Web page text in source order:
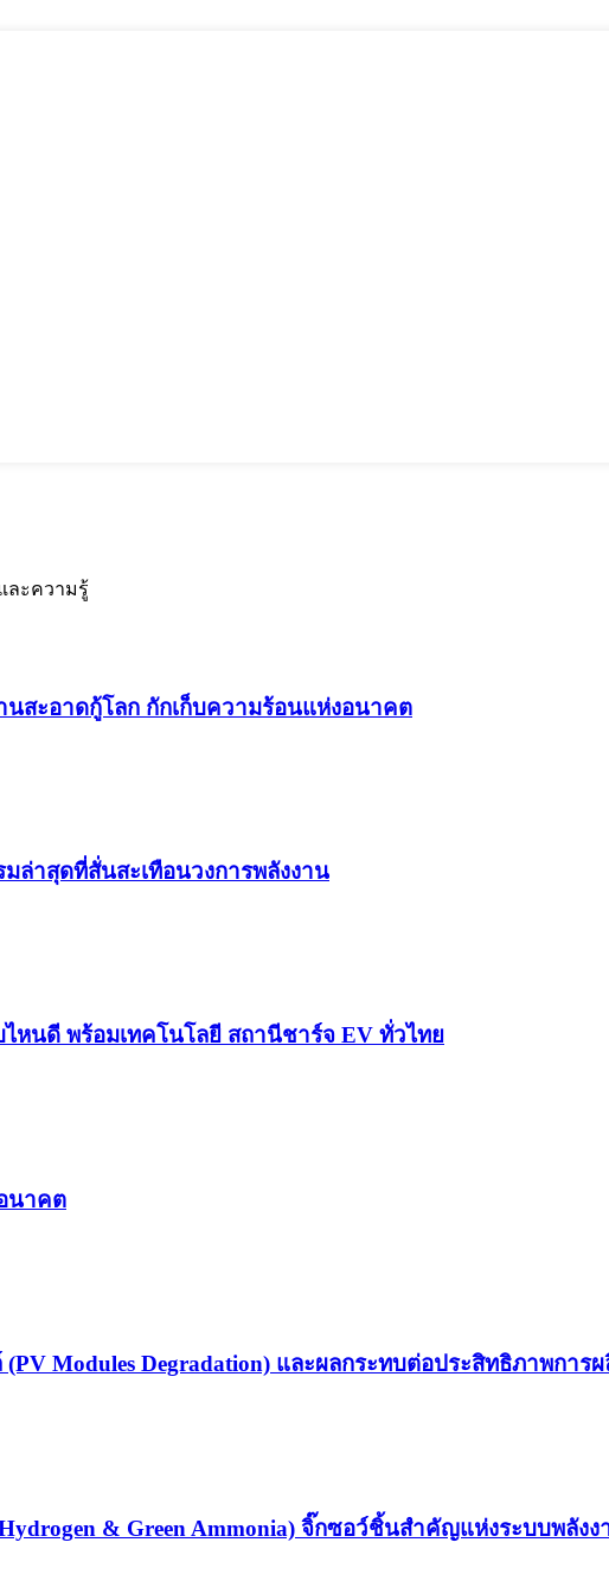
ละความรู้
นสะอาดกู้โลก กักเก็บความร้อนแห่งอนาคต
ล่าสุดที่สั่นสะเทือนวงการพลังงาน
หนดี พร้อมเทคโนโลยี สถานีชาร์จ EV ทั่วไทย
นาคต
(PV Modules Degradation) และผลกระทบต่อประสิทธิภาพการ
& Green Ammonia) จิ๊กซอว์ชิ้นสำคัญแห่งระบบพลัง